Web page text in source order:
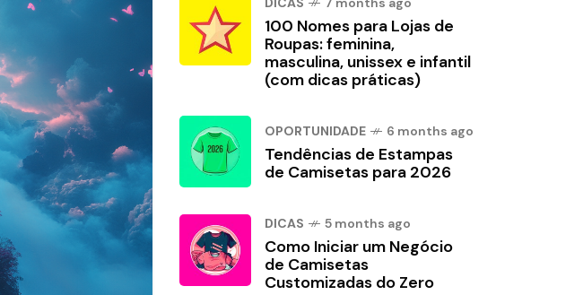
100 Nomes para Lojas de
Roupas: feminina,
masculina, unissex e infantil
(com dicas práticas)
OPORTUNIDADE 6 months ago
Tendências de Estampas
de Camisetas para 2026
DICAS 5 months ago
Como Iniciar um Negócio
de Camisetas
Customizadas do Zero